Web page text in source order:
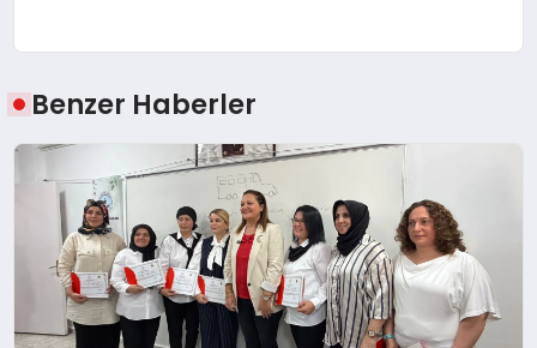
Benzer Haberler